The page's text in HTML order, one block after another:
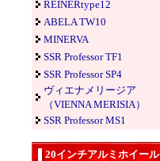
REINERtype12
ABELA TW10
MINERVA
SSR Professor TF1
SSR Professor SP4
ヴィエナメリージア
（VIENNA MERISIA）
SSR Professor MS1
20インチアルミホイール